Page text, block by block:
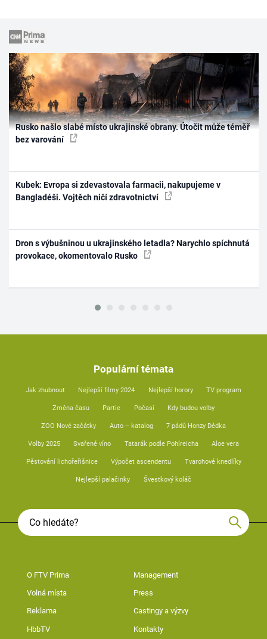
Rusko našlo slabé místo ukrajinské obrany. Útočit může téměř
bez varování
Kubek: Evropa si zdevastovala farmacii, nakupujeme v
Bangladéši. Vojtěch ničí zdravotnictví
Dron s výbušninou u ukrajinského letadla? Narychlo spíchnutá
provokace, okomentovalo Rusko
Populární témata
Jak zhubnout Nejlepší filmy 2024 Nejlepší horory TV program
Změna času Partie Počasí Kdy budou volby
ZOO Nové začátky Auto – katalog 7 pádů Honzy Dědka
Volby 2025 Svařené víno Tatarák podle Pohlreicha Aloe vera
Pěstování lichořeřišnice Výpočet ascendentu Tvarohové knedlíky
Nejlepší palačinky Švestkový koláč
O FTV Prima Management
Volná místa Press
Reklama Castingy a výzvy
HbbTV Kontakty